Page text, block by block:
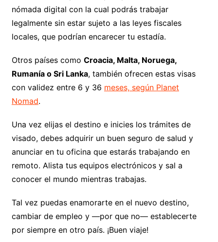
nómada digital con la cual podrás trabajar
legalmente sin estar sujeto a las leyes fiscales
locales, que podrían encarecer tu estadía.
Otros países como Croacia, Malta, Noruega,
Rumanía o Sri Lanka, también ofrecen estas visas
con validez entre 6 y 36 meses, según Planet
Nomad.
Una vez elijas el destino e inicies los trámites de
visado, debes adquirir un buen seguro de salud y
anunciar en tu oficina que estarás trabajando en
remoto. Alista tus equipos electrónicos y sal a
conocer el mundo mientras trabajas.
Tal vez puedas enamorarte en el nuevo destino,
cambiar de empleo y —por que no— establecerte
por siempre en otro país. ¡Buen viaje!